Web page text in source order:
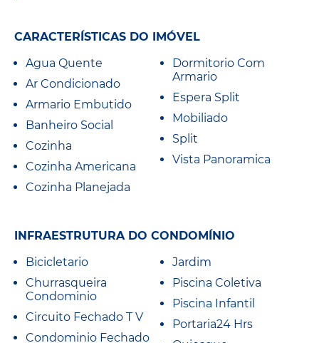
CARACTERÍSTICAS DO IMÓVEL
Agua Quente
Ar Condicionado
Armario Embutido
Banheiro Social
Cozinha
Cozinha Americana
Cozinha Planejada
Dormitorio Com
Armario
Espera Split
Mobiliado
Split
Vista Panoramica
INFRAESTRUTURA DO CONDOMÍNIO
Bicicletario
Churrasqueira
Condominio
Circuito Fechado T V
Condominio Fechado
Jardim
Piscina Coletiva
Piscina Infantil
Portaria24 Hrs